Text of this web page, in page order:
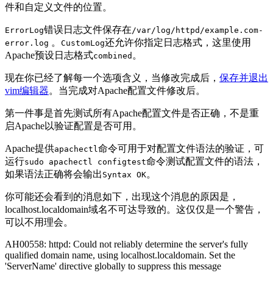
件和自定义文件的位置。
ErrorLog错误日志文件保存在 /var/log/httpd/example.com-
error.log 。 CustomLog还允许你指定日志格式，这里使用
Apache预设日志格式combined 。
现在你已经了解每一个选项含义，当修改完成后， 保存并退出
vim编辑器。当完成对Apache配置文件修改后。
第一件事是首先测试所有Apache配置文件是否正确，不是重
启Apache以验证配置是否可用。
Apache提供apachectl 命令可用于对配置文件语法的验证，可
运行sudo apachectl configtest命令测试配置文件的语法，
如果语法正确将会输出 Syntax OK。
你可能还会看到的消息如下，出现这个消息的原因是，
localhost.localdomain域名不可达导致的。这仅仅是一个警告，
可以不用理会。
AH00558: httpd: Could not reliably determine the server's fully
qualified domain name, using localhost.localdomain. Set the
'ServerName' directive globally to suppress this message